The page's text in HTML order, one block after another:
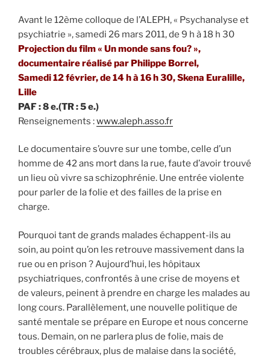
Avant le 12ème colloque de l’ALEPH, « Psychanalyse et
psychiatrie », samedi 26 mars 2011, de 9 h à 18 h 30
Projection du film « Un monde sans fou? »,
documentaire réalisé par Philippe Borrel,
Samedi 12 février, de 14 h à 16 h 30, Skena Euralille,
Lille
PAF : 8 e.(TR : 5 e.)
Renseignements :www.aleph.asso.fr
Le documentaire s’ouvre sur une tombe, celle d’un
homme de 42 ans mort dans la rue, faute d’avoir trouvé
un lieu où vivre sa schizophrénie. Une entrée violente
pour parler de la folie et des failles de la prise en
charge.
Pourquoi tant de grands malades échappent-ils au
soin, au point qu’on les retrouve massivement dans la
rue ou en prison ? Aujourd’hui, les hôpitaux
psychiatriques, confrontés à une crise de moyens et
de valeurs, peinent à prendre en charge les malades au
long cours. Parallèlement, une nouvelle politique de
santé mentale se prépare en Europe et nous concerne
tous. Demain, on ne parlera plus de folie, mais de
troubles cérébraux, plus de malaise dans la société,